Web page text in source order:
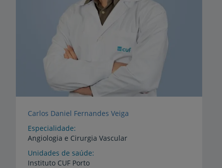
Carlos Daniel Fernandes Veiga
Especialidade
Angiologia e Cirurgia Vascular
Unidades de saúde
Instituto CUF Porto